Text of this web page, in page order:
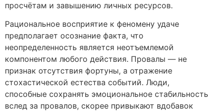
просчётам и завышению личных ресурсов.
Рациональное восприятие к феномену удаче
предполагает осознание факта, что
неопределенность является неотъемлемой
компонентом любого действия. Провалы — не
признак отсутствия фортуны, а отражение
стохастической естества событий. Люди,
способные сохранять эмоциональное стабильность
вслед за провалов, скорее привыкают вдобавок